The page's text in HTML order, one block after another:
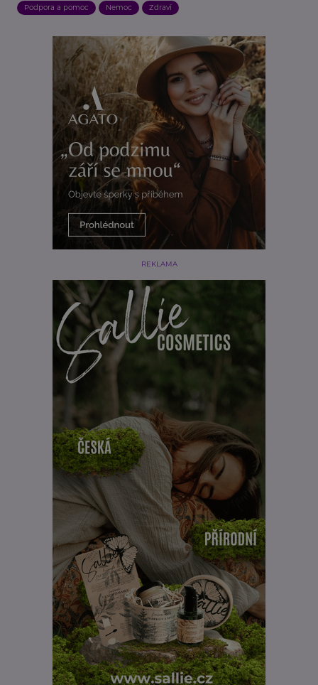
Podpora a pomoc Nemoc Zdraví
REKLAMA